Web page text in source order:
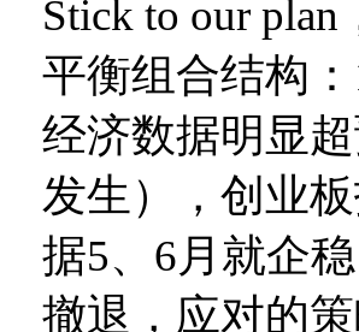
Stick to our
平衡组合结构
经济数据明显
发生），创业
据5、6月就企
撤退，应对的